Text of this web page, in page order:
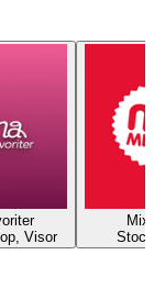
Visor
Mix